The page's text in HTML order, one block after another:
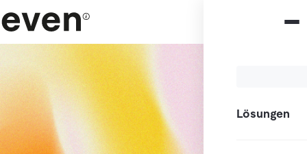
Lösungen